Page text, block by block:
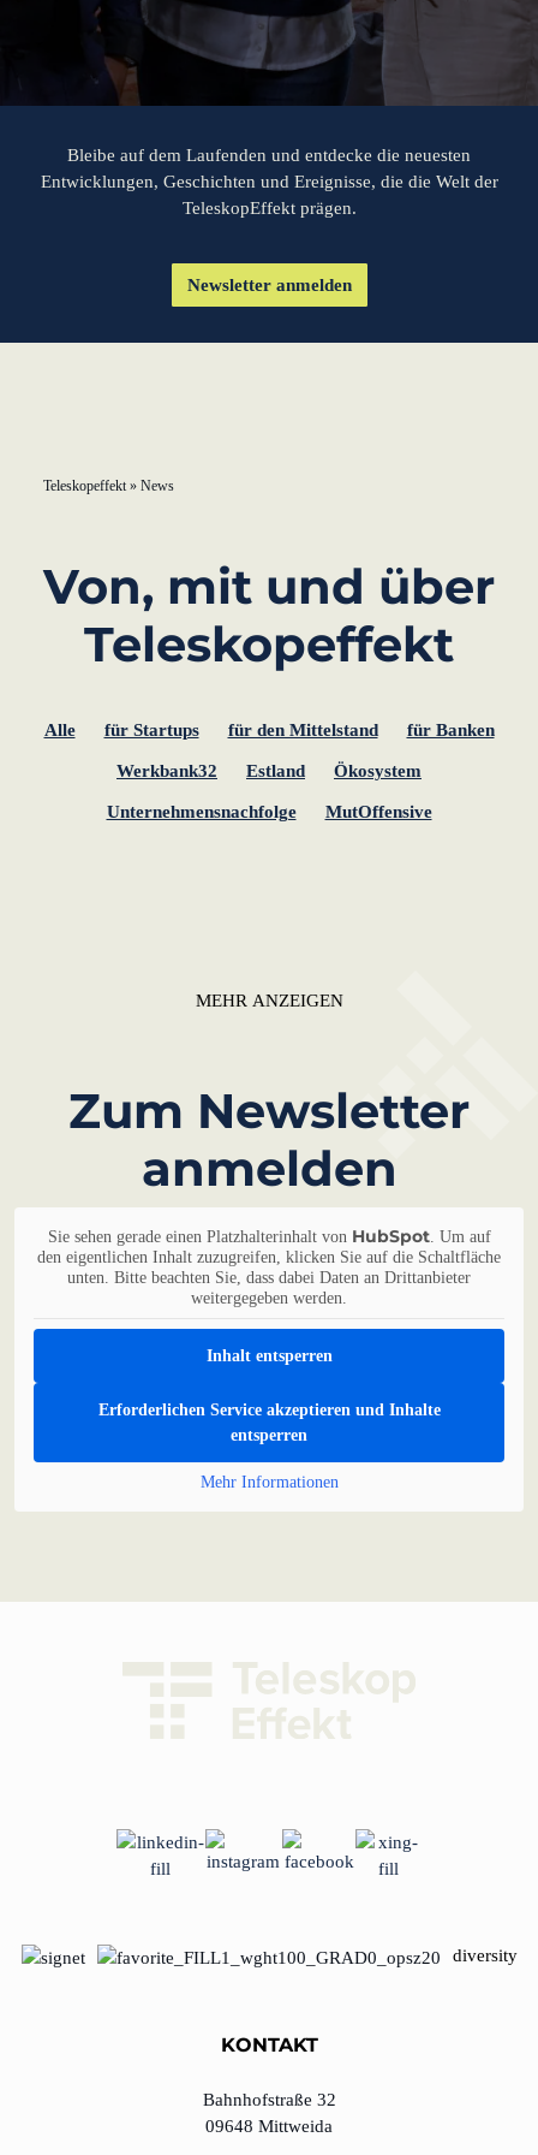
lernen aus Estland
Soft Landing für
Deutschland
Bleibe auf dem Laufenden und entdecke die neuesten
Entwicklungen, Geschichten und Ereignisse, die die Welt der
TeleskopEffekt prägen.
Newsletter anmelden
Teleskopeffekt» News
Von, mit und über
Teleskopeffekt
Alle für Startups für den Mittelstand für Banken
Werkbank32 Estland Ökosystem
Unternehmensnachfolge MutOffensive
MEHR ANZEIGEN
Zum Newsletter
anmelden
Sie sehen gerade einen Platzhalterinhalt von HubSpot. Um auf
den eigentlichen Inhalt zuzugreifen, klicken Sie auf die Schaltfläche
unten. Bitte beachten Sie, dass dabei Daten an Drittanbieter
weitergegeben werden.
Inhalt entsperren
Erforderlichen Service akzeptieren und Inhalte
entsperren
Mehr Informationen
diversity
KONTAKT
Bahnhofstraße 32
09648 Mittweida